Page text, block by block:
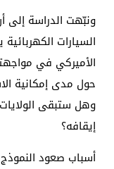
ونبّهت الدراسة
السيارات
الأميركي في
حول مدى إمكانية
وهل ستبقى
إيقافه؟
أسباب صعود